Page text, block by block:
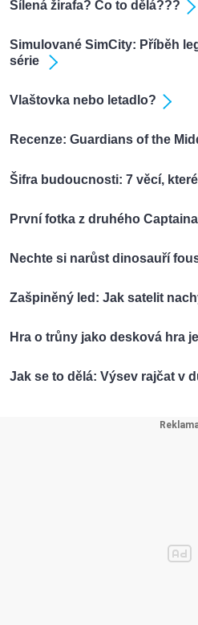
Šílená žirafa? Co to dělá???
Simulované SimCity: Příběh
série
Vlaštovka nebo letadlo?
Recenze: Guardians of the
Šifra budoucnosti: 7 věcí,
První fotka z druhého
Nechte si narůst dinosauří
Zašpiněný led: Jak satelit
Hra o trůny jako desková hra
Jak se to dělá: Výsev rajčat v